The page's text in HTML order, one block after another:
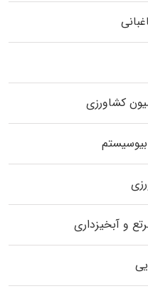
کشاورزی
و آبخیزداری